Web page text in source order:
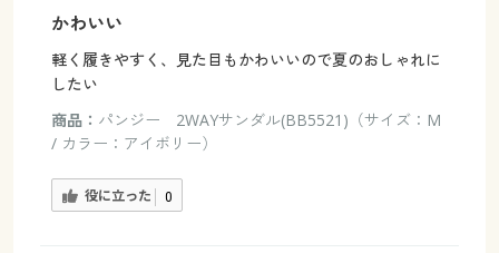
かわいい
軽く履きやすく、見た目もかわいいので夏のおしゃれに
したい
商品： パンジー 2WAYサンダル(BB5521)（サイズ：M
/ カラー：アイボリー）
役に立った 0